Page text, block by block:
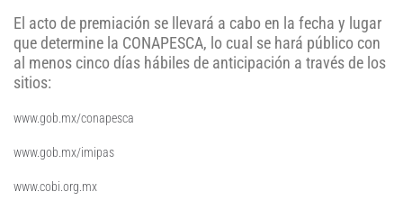
El acto de premiación se llevará a cabo en la fecha y lugar
que determine la CONAPESCA, lo cual se hará público con
al menos cinco días hábiles de anticipación a través de los
sitios:
www.gob.mx/conapesca
www.gob.mx/imipas
www.cobi.org.mx